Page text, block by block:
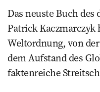
Das neuste Buch
Patrick
Weltordnung, von
dem Aufstand des
faktenreiche